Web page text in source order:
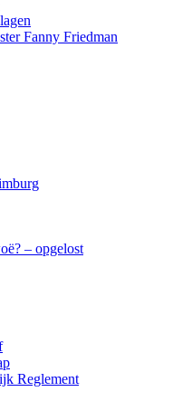
Fanny Friedman
– opgelost
Reglement